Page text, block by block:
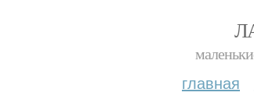
главная